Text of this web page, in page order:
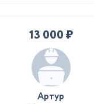
13 000 ₽
Артур